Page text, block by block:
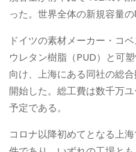
った。世界全体の新規容量
ドイツの素材メーカー・コ
ウレタン樹脂（PUD）と可
向け、上海にある同社の総
開始した。総工費は数千万
予定である。
コロナ以降初めてとなる上